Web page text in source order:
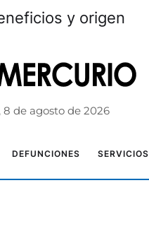
y origen
8 de agosto de 2026
DEFUNCIONES SERVICIOS